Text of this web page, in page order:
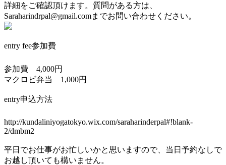
詳細をご確認頂けます。質問がある方は、
Saraharindrpal@gmail.comまでお問い合わせください。
entry fee参加費
参加費 4,000円
マクロビ弁当 1,000円
entry申込方法
http://kundaliniyogatokyo.wix.com/saraharinderpal#!blank-
2/dmbm2
平日でお仕事がお忙しいかと思いますので、当日予約なしで
お越し頂いても構いません。